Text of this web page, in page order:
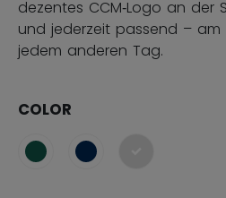
dezentes CCM‑Logo an der
und jederzeit passend –
jedem anderen Tag.
COLOR